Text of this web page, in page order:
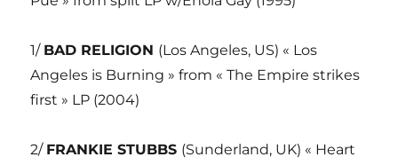
1/ BAD RELIGION (Los Angeles, US) « Los
Angeles is Burning » from « The Empire strikes
first » LP (2004)
2/ FRANKIE STUBBS (Sunderland, UK) « Heart